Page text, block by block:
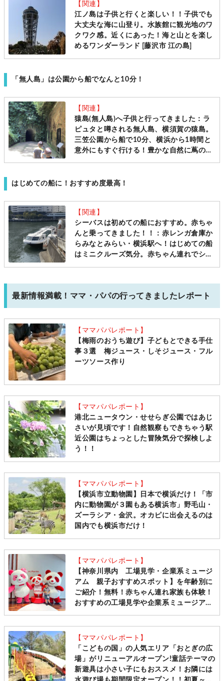
【関連】
江ノ島は子供と行くと楽しい！！子供でも
大丈夫な海に山登り。水族館に観光地のワ
クワク感。近くにあった！海と山とを楽し
めるワンダーランド [藤沢市 江の島]
「無人島」は公園から船でなんと10分！
【関連】
猿島(無人島)へ子供と行ってきました：ラ
ピュタと噂される無人島、横須賀の猿島。
三笠公園から船で10分、横浜から1時間と
意外にもすぐ行ける！豊かな自然に蔦のか
はじめての船に！おすすめ度最高！
【関連】
シーバスは初めての船におすすめ。赤ちゃ
んと乗ってきました！！：赤レンガ倉庫か
らみなとみらい・横浜駅へ！はじめての船
はミニクルーズ気分。赤ちゃん連れでシー
最新情報満載！ママ・パパの行ってきましたレポート
【ママパパレポート】
【梅雨のおうち遊び】子どもとできる手仕
事３選 梅ジュース・しそジュース・フル
ーツソース作り
【ママパパレポート】
港北ニュータウン・せせらぎ公園ではあじ
さいが見頃です！自然観察もできちゃう駅
近公園はちょっとした冒険気分で探検しよ
う！！
【ママパパレポート】
【横浜市立動物園】日本で横浜だけ！「市
内に動物園が３園もある横浜市」野毛山・
ズーラシア・金沢。オカピに出会えるのは
国内でも横浜市だけ！
【ママパパレポート】
【神奈川県内 工場見学・企業系ミュージ
アム 親子おすすめスポット】を年齢別に
ご紹介！無料！赤ちゃん連れ家族も体験！
おすすめの工場見学や企業系ミュージアム
まとめ
【ママパパレポート】
「こどもの国」の人気エリア「おとぎの広
場」がリニューアルオープン!童話テーマの
新遊具は小さい子にもおススメ！お隣には